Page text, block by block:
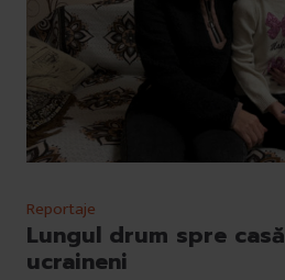
Reportaje
Lungul drum spre
ucraineni